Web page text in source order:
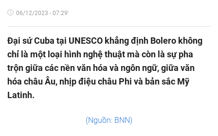
06/12/2023 - 07:29'
Đại sứ Cuba tại UNESCO khẳng định Bolero không
chỉ là một loại hình nghệ thuật mà còn là sự pha
trộn giữa các nền văn hóa và ngôn ngữ, giữa văn
hóa châu Âu, nhịp điệu châu Phi và bản sắc Mỹ
Latinh.
(Nguồn: BNN)